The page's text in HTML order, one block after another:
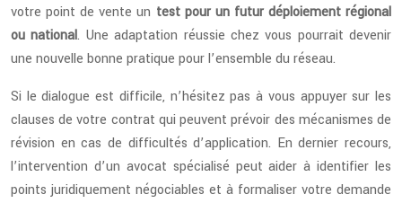
votre point de vente un test pour un futur déploiement régional
ou national. Une adaptation réussie chez vous pourrait devenir
une nouvelle bonne pratique pour l’ensemble du réseau.
Si le dialogue est difficile, n’hésitez pas à vous appuyer sur les
clauses de votre contrat qui peuvent prévoir des mécanismes de
révision en cas de difficultés d’application. En dernier recours,
l’intervention d’un avocat spécialisé peut aider à identifier les
points juridiquement négociables et à formaliser votre demande